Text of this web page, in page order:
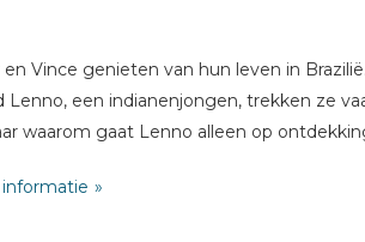
en Vince genieten van hun leven in
Lenno, een indianenjongen, trekken ze
waarom gaat Lenno alleen op
echt goudzoekers actief zijn, gebruiken ze